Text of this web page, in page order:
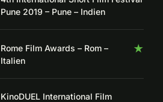
Pune 2019 – Pune – Indien
★
Rome Film Awards – Rom –
Italien
KinoDUEL International Film